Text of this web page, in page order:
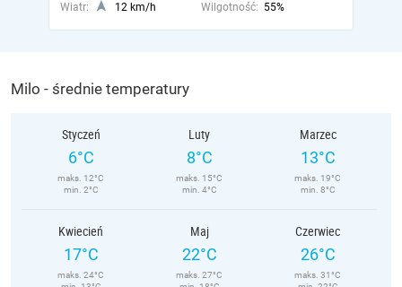
Wiatr:
12 km/h Wilgotność: 55%
Milo - średnie temperatury
Styczeń
6°C
maks. 12°C
min. 2°C
Luty
8°C
maks. 15°C
min. 4°C
Marzec
13°C
maks. 19°C
min. 8°C
Kwiecień
17°C
maks. 24°C
Maj
22°C
maks. 27°C
Czerwiec
26°C
maks. 31°C